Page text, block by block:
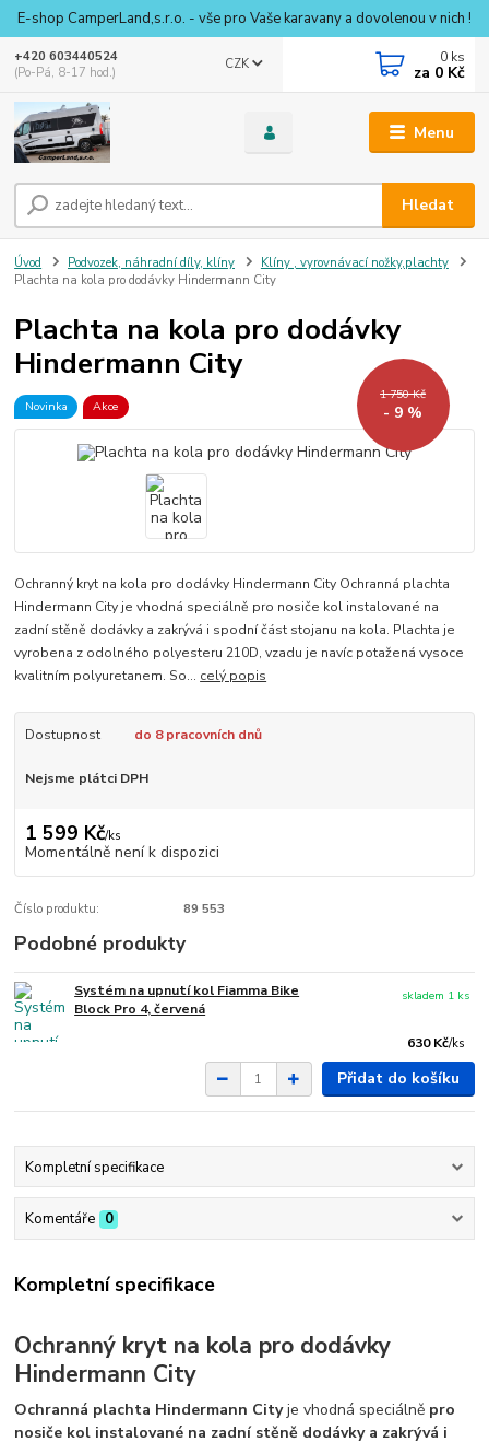
E-shop CamperLand,s.r.o. - vše pro Vaše karavany a dovolenou v nich !
Menu
CZK
Hledat
+420 603440524
(Po-Pá, 8-17 hod.)
0 ks
za 0 Kč
Úvod Podvozek, náhradní díly, klíny
Klíny , vyrovnávací nožky,plachty
Plachta na kola pro dodávky Hindermann City
Plachta na kola pro dodávky
Hindermann City
Novinka Akce
1 750 Kč
- 9 %
Ochranný kryt na kola pro dodávky Hindermann City Ochranná plachta
Hindermann City je vhodná speciálně pro nosiče kol instalované na
zadní stěně dodávky a zakrývá i spodní část stojanu na kola. Plachta je
vyrobena z odolného polyesteru 210D, vzadu je navíc potažená vysoce
kvalitním polyuretanem. So... celý popis
Dostupnost do 8 pracovních dnů
Nejsme plátci DPH
1 599 Kč/ks
Momentálně není k dispozici
Číslo produktu: 89 553
Podobné produkty
Systém na upnutí kol Fiamma Bike
Block Pro 4, červená
630 Kč/ks
skladem 1 ks
Přidat do košíku
Kompletní specifikace
Komentáře 0
Kompletní specifikace
Ochranný kryt na kola pro dodávky
Hindermann City
Ochranná plachta Hindermann Cityje vhodná speciálně pro
nosiče kol instalované na zadní stěně dodávky a zakrývá i